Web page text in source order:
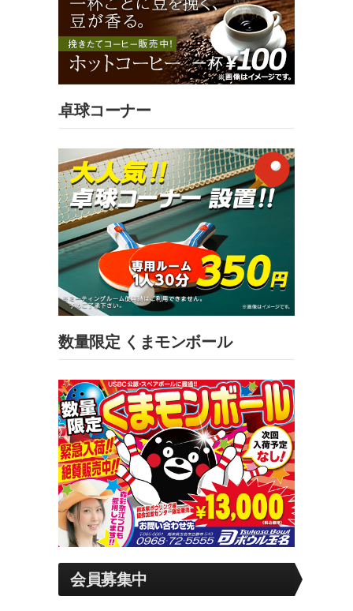
卓球コーナー
数量限定 くまモンボール
会員募集中